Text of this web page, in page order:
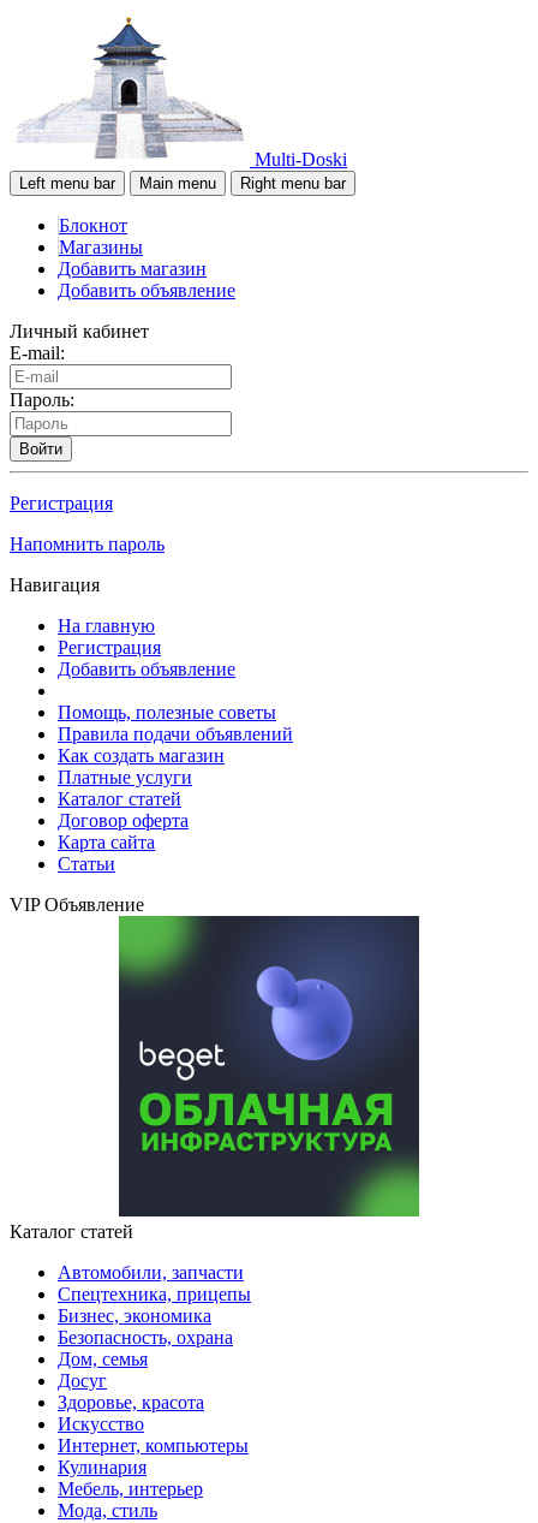
Multi-Doski
Left menu bar Main menu Right menu bar
Блокнот
Магазины
Добавить магазин
Добавить объявление
Личный кабинет
E-mail:
Пароль:
Войти
Регистрация
Напомнить пароль
Навигация
На главную
Регистрация
Добавить объявление
Помощь, полезные советы
Правила подачи объявлений
Как создать магазин
Платные услуги
Каталог статей
Договор оферта
Карта сайта
Статьи
VIP Объявление
Каталог статей
Автомобили, запчасти
Спецтехника, прицепы
Бизнес, экономика
Безопасность, охрана
Дом, семья
Досуг
Здоровье, красота
Искусство
Интернет, компьютеры
Кулинария
Мебель, интерьер
Мода, стиль